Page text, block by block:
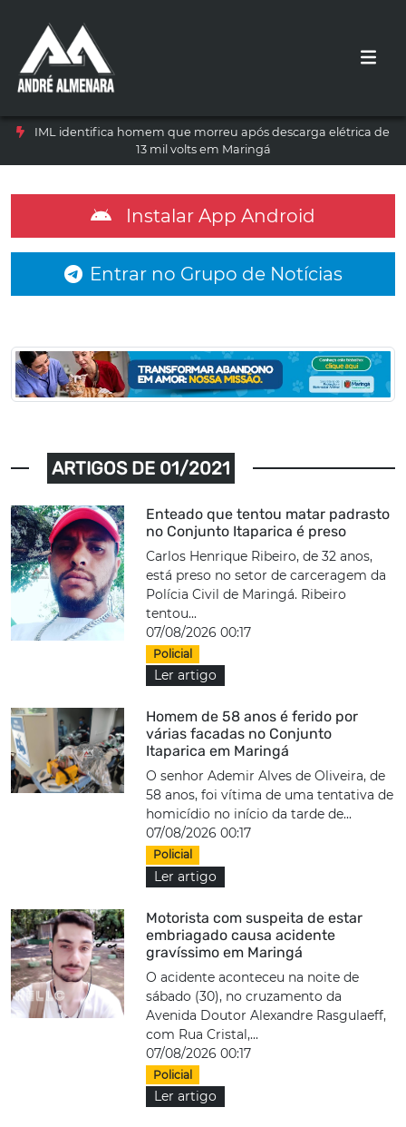
IML identifica homem que morreu após descarga elétrica de
13 mil volts em Maringá
Instalar App Android
Entrar no Grupo de Notícias
ARTIGOS DE 01/2021
Enteado que tentou matar padrasto
no Conjunto Itaparica é preso
Carlos Henrique Ribeiro, de 32 anos,
está preso no setor de carceragem da
Polícia Civil de Maringá. Ribeiro
tentou...
07/08/2026 00:17
Policial
Ler artigo
Homem de 58 anos é ferido por
várias facadas no Conjunto
Itaparica em Maringá
O senhor Ademir Alves de Oliveira, de
58 anos, foi vítima de uma tentativa de
homicídio no início da tarde de...
07/08/2026 00:17
Policial
Ler artigo
Motorista com suspeita de estar
embriagado causa acidente
gravíssimo em Maringá
O acidente aconteceu na noite de
sábado (30), no cruzamento da
Avenida Doutor Alexandre Rasgulaeff,
com Rua Cristal,...
07/08/2026 00:17
Policial
Ler artigo